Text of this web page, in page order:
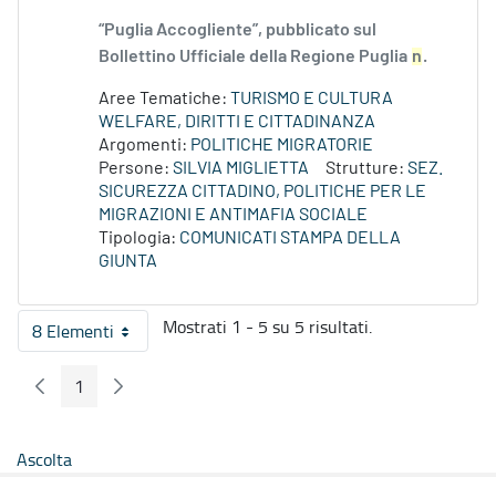
“Puglia Accogliente”, pubblicato sul
Bollettino Ufficiale della Regione Puglia n.
Aree Tematiche: TURISMO E CULTURA
WELFARE, DIRITTI E CITTADINANZA
Argomenti: POLITICHE MIGRATORIE
Persone: SILVIA MIGLIETTA Strutture: SEZ.
SICUREZZA CITTADINO, POLITICHE PER LE
MIGRAZIONI E ANTIMAFIA SOCIALE
Tipologia: COMUNICATI STAMPA DELLA
GIUNTA
8 ElementiPer pagina
Mostrati 1 - 5 su 5 risultati.
Pagina Precedente
Pagina
1 Pagina Seguente
Ascolta